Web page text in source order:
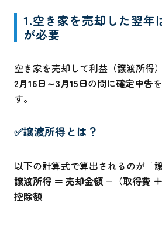
1.空き家を売却した翌年
が必要
空き家を売却して利益（譲渡所得
2月16日～3月15日の間に確定申告
す。
✅譲渡所得とは？
以下の計算式で算出されるのが「
譲渡所得 ＝ 売却金額 −（取得費
控除額